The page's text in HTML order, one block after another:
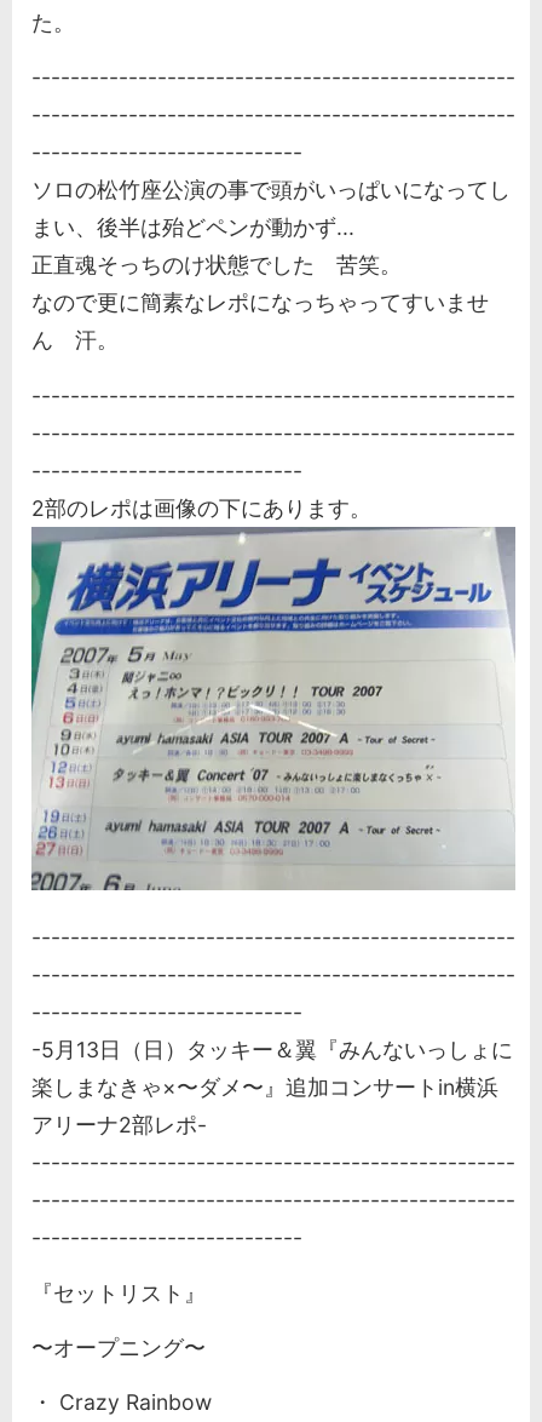
た。
--------------------------------------------------
--------------------------------------------------
----------------------------
ソロの松竹座公演の事で頭がいっぱいになってし
まい、後半は殆どペンが動かず...
正直魂そっちのけ状態でした 苦笑。
なので更に簡素なレポになっちゃってすいませ
ん 汗。
--------------------------------------------------
--------------------------------------------------
----------------------------
2部のレポは画像の下にあります。
--------------------------------------------------
--------------------------------------------------
----------------------------
-5月13日（日）タッキー＆翼『みんないっしょに
楽しまなきゃ×〜ダメ〜』追加コンサートin横浜
アリーナ2部レポ-
--------------------------------------------------
--------------------------------------------------
----------------------------
『セットリスト』
〜オープニング〜
・ Crazy Rainbow